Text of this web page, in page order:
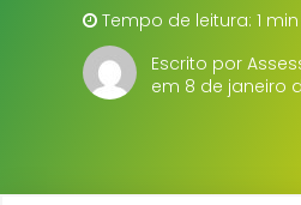
Tempo de leitura: 1 min
Escrito por
em 8 de janeiro